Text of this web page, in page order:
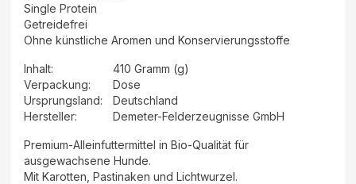
Single Protein
Getreidefrei
Ohne künstliche Aromen und Konservierungsstoffe
Inhalt:
410 Gramm (g)
Verpackung:
Dose
Ursprungsland:
Deutschland
Hersteller: Demeter-Felderzeugnisse GmbH
Premium-Alleinfuttermittel in Bio-Qualität für
ausgewachsene Hunde.
Mit Karotten, Pastinaken und Lichtwurzel.